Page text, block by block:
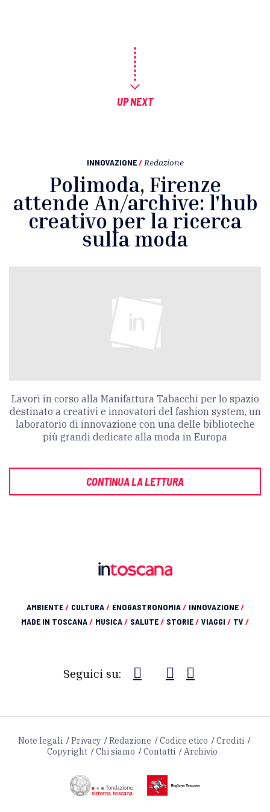
UP NEXT
INNOVAZIONE / Redazione
Polimoda, Firenze
attende An/archive: l'hub
creativo per la ricerca
sulla moda
Lavori in corso alla Manifattura Tabacchi per lo spazio
destinato a creativi e innovatori del fashion system, un
laboratorio di innovazione con una delle biblioteche
più grandi dedicate alla moda in Europa
CONTINUA LA LETTURA
AMBIENTE/ CULTURA/ ENOGASTRONOMIA/ INNOVAZIONE/
MADE IN TOSCANA/ MUSICA/ SALUTE/ STORIE/ VIAGGI / TV /
Seguici su:
Note legali Privacy Redazione Codice etico
Crediti
Copyright
Chi siamo Contatti Archivio